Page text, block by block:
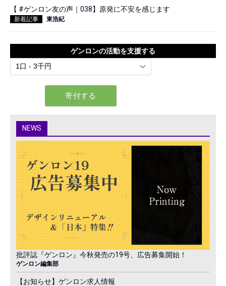
【 #ゲンロン友の声｜038】原発に不安を感じます
新着記事 東浩紀
ゲンロンの活動を支援する
NEWS
批評誌『ゲンロン』今秋発売の19号、広告募集開始！
ゲンロン編集部
【お知らせ】ゲンロン求人情報